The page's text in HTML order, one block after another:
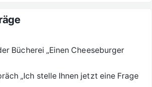
Bücherei „Einen Cheeseburger
„Ich stelle Ihnen jetzt eine Frage